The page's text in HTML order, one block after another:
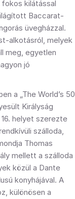
kilátással
Baccarat-
üvegházzal.
alkotásról, melyek
meg, egyetlen
jó
a „The World’s 50
Királyság
helyet szerezte
szálloda,
Thomas
mellett a szálloda
közül a Dante
konyhájával. A
különösen a